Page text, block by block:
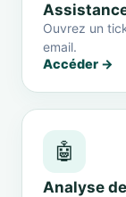
Ouvrez un
email.
Accéder →
🤖
Analyse